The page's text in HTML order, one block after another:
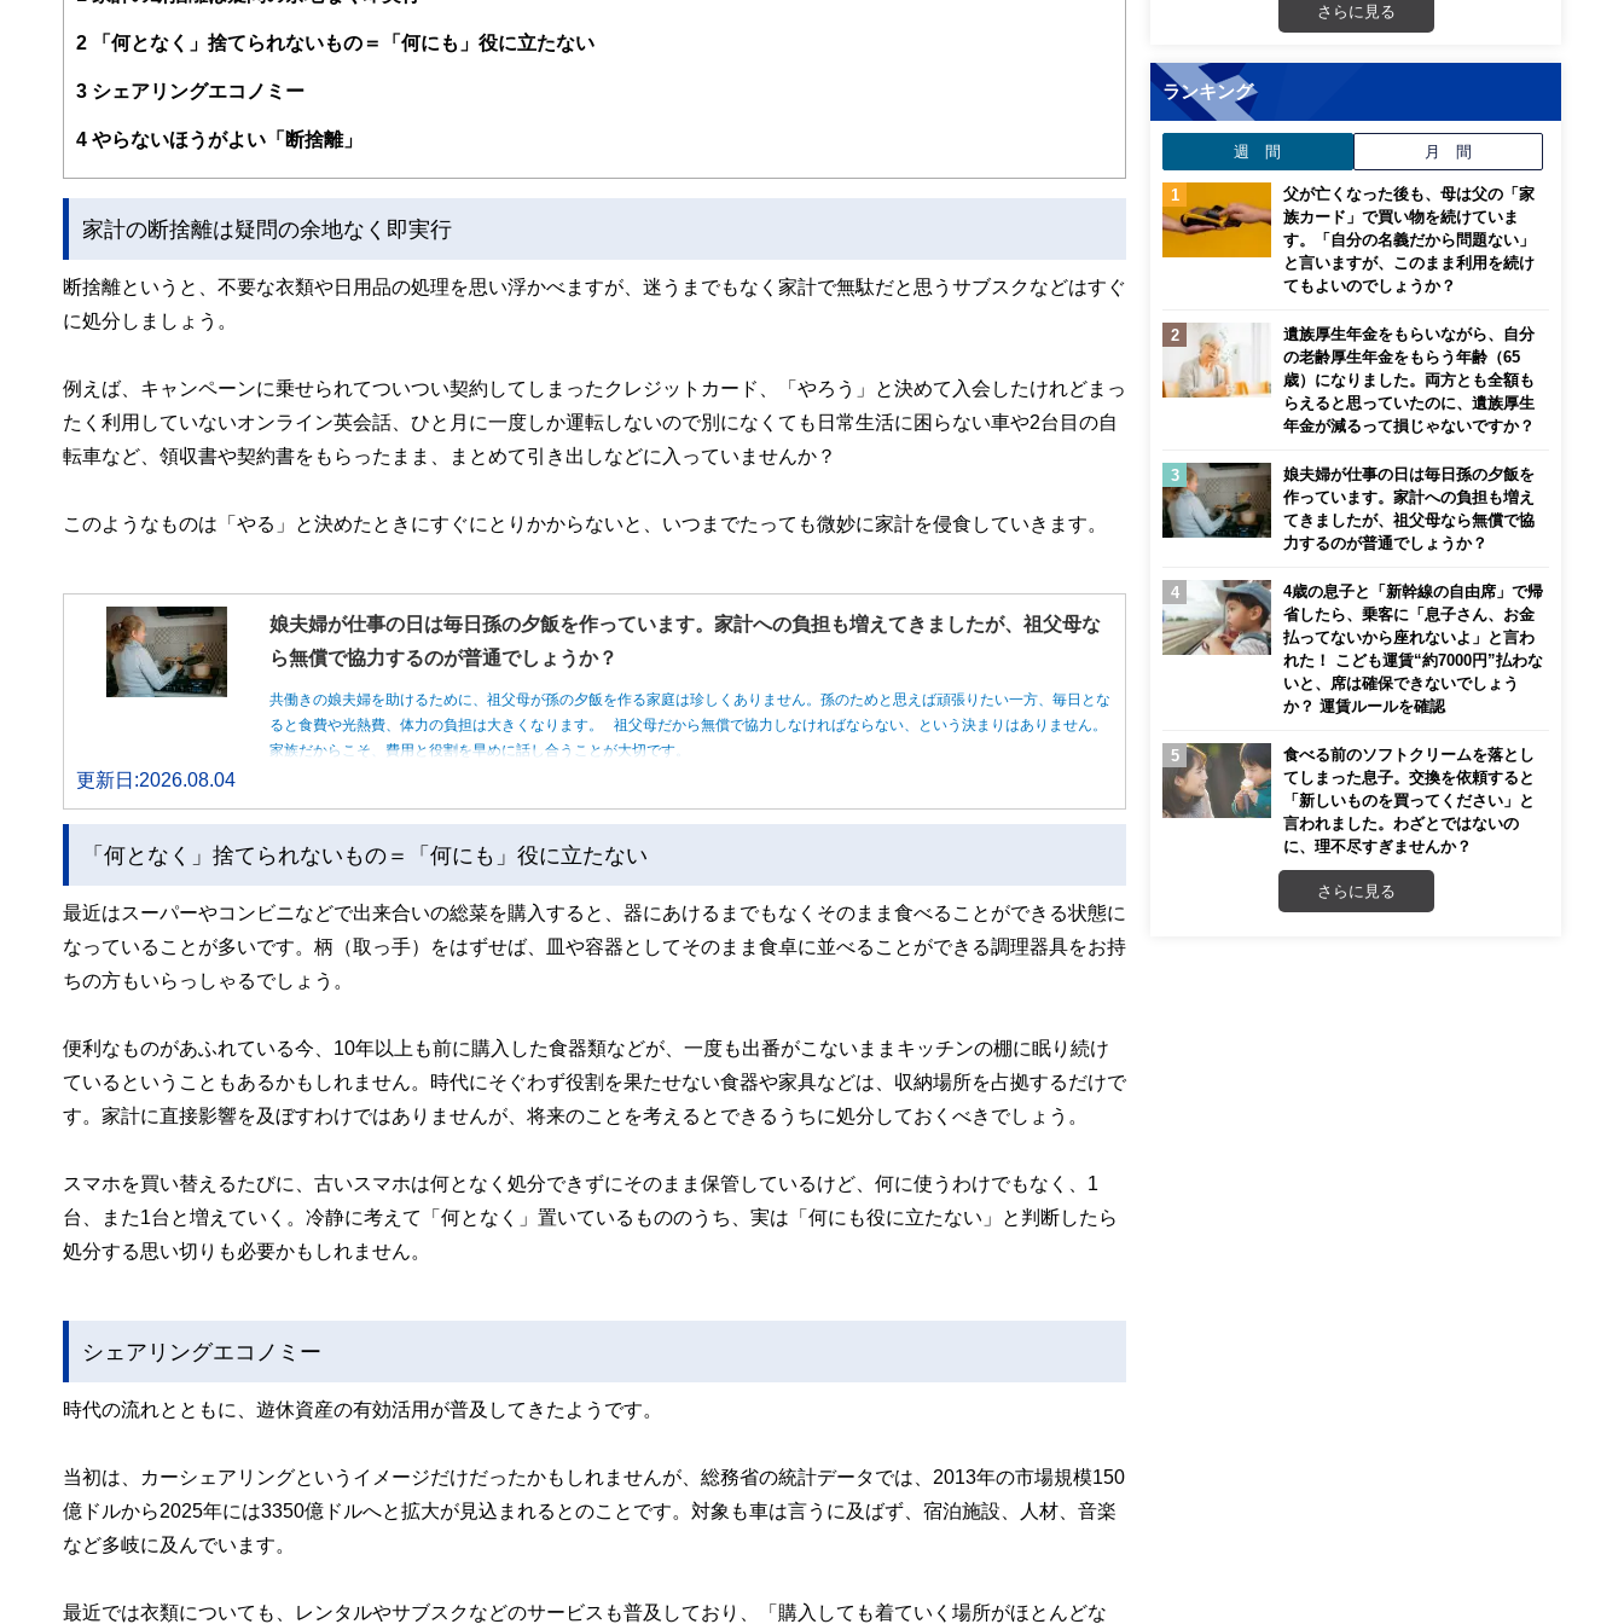
2 「何となく」捨てられないもの＝「何にも」役に立たない
3 シェアリングエコノミー
4 やらないほうがよい「断捨離」
家計の断捨離は疑問の余地なく即実行
断捨離というと、不要な衣類や日用品の処理を思い浮かべますが、迷うまでもなく家計で無駄だと思うサブスクなどはすぐ
に処分しましょう。
例えば、キャンペーンに乗せられてついつい契約してしまったクレジットカード、「やろう」と決めて入会したけれどまっ
たく利用していないオンライン英会話、ひと月に一度しか運転しないので別になくても日常生活に困らない車や2台目の自
転車など、領収書や契約書をもらったまま、まとめて引き出しなどに入っていませんか？
このようなものは「やる」と決めたときにすぐにとりかからないと、いつまでたっても微妙に家計を侵食していきます。
娘夫婦が仕事の日は毎日孫の夕飯を作っています。家計への負担も増えてきましたが、祖父母な
ら無償で協力するのが普通でしょうか？
共働きの娘夫婦を助けるために、祖父母が孫の夕飯を作る家庭は珍しくありません。孫のためと思えば頑張りたい一方、毎日とな
ると食費や光熱費、体力の負担は大きくなります。 祖父母だから無償で協力しなければならない、という決まりはありません。
家族だからこそ、費用と役割を早めに話し合うことが大切です。
更新日:2026.08.04
「何となく」捨てられないもの＝「何にも」役に立たない
最近はスーパーやコンビニなどで出来合いの総菜を購入すると、器にあけるまでもなくそのまま食べることができる状態に
なっていることが多いです。柄（取っ手）をはずせば、皿や容器としてそのまま食卓に並べることができる調理器具をお持
ちの方もいらっしゃるでしょう。
便利なものがあふれている今、10年以上も前に購入した食器類などが、一度も出番がこないままキッチンの棚に眠り続け
ているということもあるかもしれません。時代にそぐわず役割を果たせない食器や家具などは、収納場所を占拠するだけで
す。家計に直接影響を及ぼすわけではありませんが、将来のことを考えるとできるうちに処分しておくべきでしょう。
スマホを買い替えるたびに、古いスマホは何となく処分できずにそのまま保管しているけど、何に使うわけでもなく、1
台、また1台と増えていく。冷静に考えて「何となく」置いているもののうち、実は「何にも役に立たない」と判断したら
処分する思い切りも必要かもしれません。
シェアリングエコノミー
時代の流れとともに、遊休資産の有効活用が普及してきたようです。
当初は、カーシェアリングというイメージだけだったかもしれませんが、総務省の統計データでは、2013年の市場規模150
億ドルから2025年には3350億ドルへと拡大が見込まれるとのことです。対象も車は言うに及ばず、宿泊施設、人材、音楽
など多岐に及んでいます。
最近では衣類についても、レンタルやサブスクなどのサービスも普及しており、「購入しても着ていく場所がほとんどな
さらに見る
ランキング
週 間 月 間
父が亡くなった後も、母は父の「家
族カード」で買い物を続けていま
す。「自分の名義だから問題ない」
と言いますが、このまま利用を続け
てもよいのでしょうか？
遺族厚生年金をもらいながら、自分
の老齢厚生年金をもらう年齢（65
歳）になりました。両方とも全額も
らえると思っていたのに、遺族厚生
年金が減るって損じゃないですか？
娘夫婦が仕事の日は毎日孫の夕飯を
作っています。家計への負担も増え
てきましたが、祖父母なら無償で協
力するのが普通でしょうか？
4歳の息子と「新幹線の自由席」で帰
省したら、乗客に「息子さん、お金
払ってないから座れないよ」と言わ
れた！ こども運賃“約7000円”払わな
いと、席は確保できないでしょう
か？ 運賃ルールを確認
食べる前のソフトクリームを落とし
てしまった息子。交換を依頼すると
「新しいものを買ってください」と
言われました。わざとではないの
に、理不尽すぎませんか？
さらに見る